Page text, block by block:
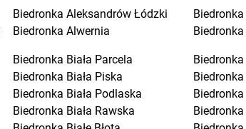
Biedronka Aleksandrów Łódzki
Biedronka Alwernia
Biedronka
Biedronka
Biedronka Biała Parcela
Biedronka Biała Piska
Biedronka Biała Podlaska
Biedronka Biała Rawska
Biedronka
Biedronka
Biedronka
Biedronka